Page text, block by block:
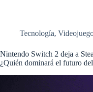
Tecnología,
Nintendo Switch 2 deja a
¿Quién dominará el futuro